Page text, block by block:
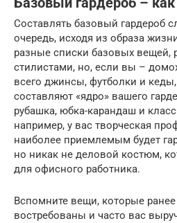
Составлять базовый гардероб
очередь, исходя из образа
разные списки базовых вещей,
стилистами, но, если вы –
всего джинсы, футболки и
составляют «ядро» вашего
рубашка, юбка-карандаш и
например, у вас творческая
наиболее приемлемым будет
но никак не деловой костюм,
для офисного работника.
Вспомните вещи, которые
востребованы и часто вас